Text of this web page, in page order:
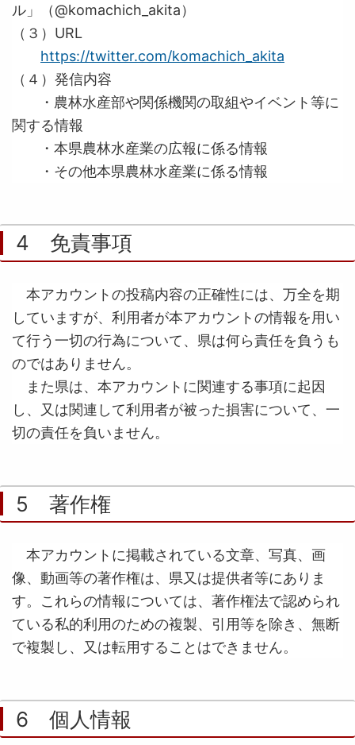
ル」（@komachich_akita）
（３）URL
https://twitter.com/komachich_akita
（４）発信内容
・農林水産部や関係機関の取組やイベント等に
関する情報
・本県農林水産業の広報に係る情報
・その他本県農林水産業に係る情報
4 免責事項
本アカウントの投稿内容の正確性には、万全を期
していますが、利用者が本アカウントの情報を用い
て行う一切の行為について、県は何ら責任を負うも
のではありません。
また県は、本アカウントに関連する事項に起因
し、又は関連して利用者が被った損害について、一
切の責任を負いません。
5 著作権
本アカウントに掲載されている文章、写真、画
像、動画等の著作権は、県又は提供者等にありま
す。これらの情報については、著作権法で認められ
ている私的利用のための複製、引用等を除き、無断
で複製し、又は転用することはできません。
6 個人情報